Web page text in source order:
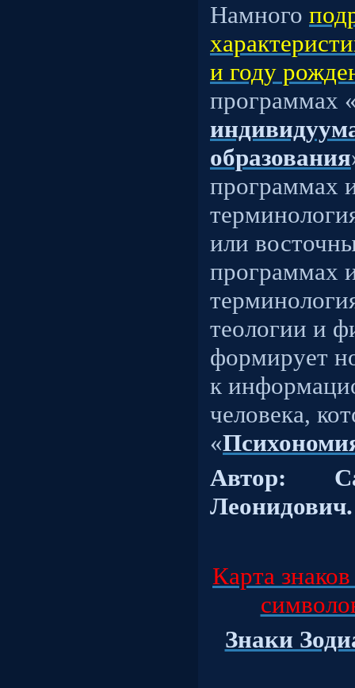
Намного
и году
программах
образования
программах
или
программах
теологии и
формирует
к
человека,
«
Автор:
Леонидович.
Карта
Знаки